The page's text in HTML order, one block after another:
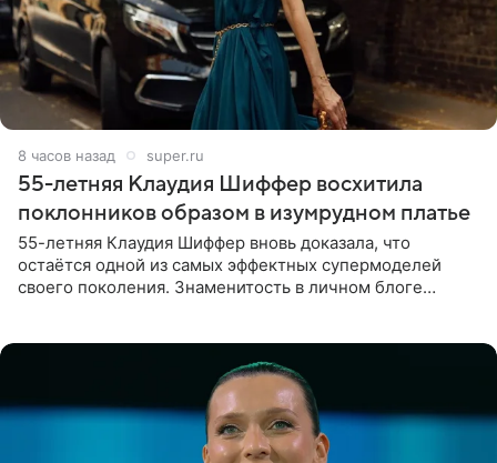
8 часов назад super.ru
55-летняя Клаудия Шиффер восхитила
поклонников образом в изумрудном платье
55-летняя Клаудия Шиффер вновь доказала, что
остаётся одной из самых эффектных супермоделей
своего поколения. Знаменитость в личном блоге